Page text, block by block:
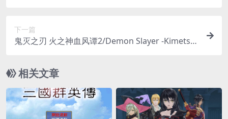
下一篇
鬼灭之刃 火之神血风谭2/Demon Slayer -Kimetsu
相关文章